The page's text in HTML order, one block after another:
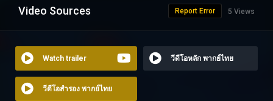
Video Sources 5 Views
Report Error
Watch trailer วีดีโอหลัก พากย์ไทย
วีดีโอสำรอง พากย์ไทย